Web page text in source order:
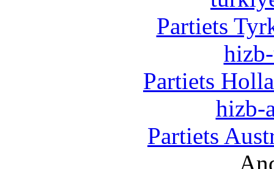
Partiets
Partiets
hizb-
Partiets